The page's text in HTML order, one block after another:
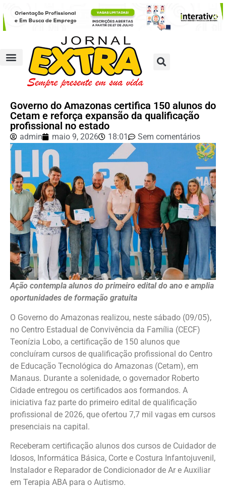
Governo do Amazonas certifica 150 alunos do
Cetam e reforça expansão da qualificação
profissional no estado
admin maio 9, 2026 18:01 Sem comentários
Ação contempla alunos do primeiro edital do ano e amplia
oportunidades de formação gratuita
O Governo do Amazonas realizou, neste sábado (09/05),
no Centro Estadual de Convivência da Família (CECF)
Teonízia Lobo, a certificação de 150 alunos que
concluíram cursos de qualificação profissional do Centro
de Educação Tecnológica do Amazonas (Cetam), em
Manaus. Durante a solenidade, o governador Roberto
Cidade entregou os certificados aos formandos. A
iniciativa faz parte do primeiro edital de qualificação
profissional de 2026, que ofertou 7,7 mil vagas em cursos
presenciais na capital.
Receberam certificação alunos dos cursos de Cuidador de
Idosos, Informática Básica, Corte e Costura Infantojuvenil,
Instalador e Reparador de Condicionador de Ar e Auxiliar
em Terapia ABA para o Autismo.